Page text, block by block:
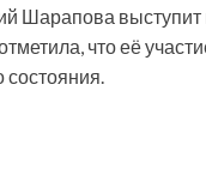
Шарапова выступит
что её